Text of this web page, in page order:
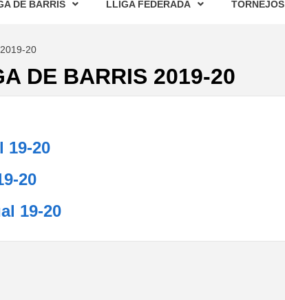
DE BARRIS LLIGA FEDERADA TORNEJOS
20
DE BARRIS 2019-20
19-20
20
19-20